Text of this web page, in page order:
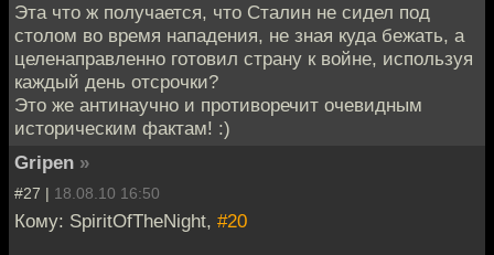
Эта что ж получается, что Сталин не сидел под
столом во время нападения, не зная куда бежать, а
целенаправленно готовил страну к войне, используя
каждый день отсрочки?
Это же антинаучно и противоречит очевидным
историческим фактам! :)
Gripen »
#27 | 18.08.10 16:50
Кому: SpiritOfTheNight, #20